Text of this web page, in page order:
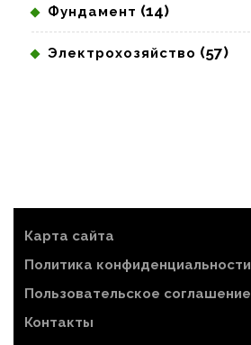
Фундамент (14)
Электрохозяйство (57)
Карта сайта
Политика конфиденциальности
Пользовательское соглашение
Контакты